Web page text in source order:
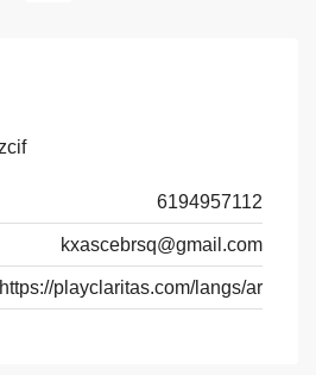
6194957112
kxascebrsq@gmail.com
https://playclaritas.com/langs/ar